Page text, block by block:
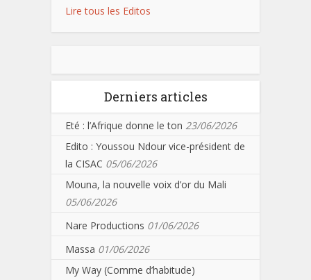
Lire tous les Editos
Derniers articles
Eté : l’Afrique donne le ton 23/06/2026
Edito : Youssou Ndour vice-président de
la CISAC 05/06/2026
Mouna, la nouvelle voix d’or du Mali
05/06/2026
Nare Productions 01/06/2026
Massa 01/06/2026
My Way (Comme d’habitude)